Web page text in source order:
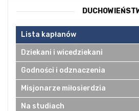
Lista kapłanów
Dziekani i wicedziekani
Godności i odznaczenia
Misjonarze miłosierdzia
Na studiach